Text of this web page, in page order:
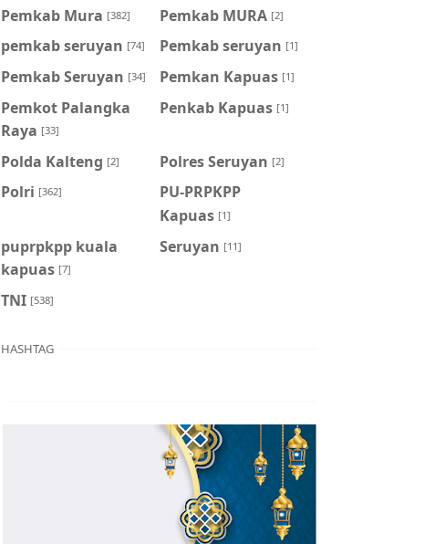
Pemkab Mura [382] Pemkab MURA [2]
pemkab seruyan [74] Pemkab seruyan [1]
Pemkab Seruyan [34] Pemkan Kapuas [1]
Pemkot Palangka
Raya [33]
Penkab Kapuas [1]
Polda Kalteng [2] Polres Seruyan [2]
Polri [362]
PU-PRPKPP
Kapuas [1]
puprpkpp kuala
kapuas [7]
Seruyan [11]
TNI [538]
HASHTAG